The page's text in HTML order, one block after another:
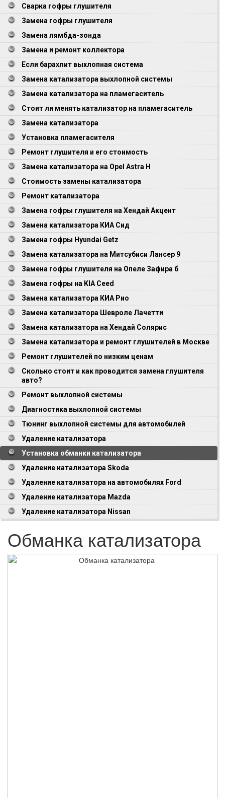
Сварка гофры глушителя
Замена гофры глушителя
Замена лямбда-зонда
Замена и ремонт коллектора
Если барахлит выхлопная система
Замена катализатора выхлопной системы
Замена катализатора на пламегаситель
Стоит ли менять катализатор на пламегаситель
Замена катализатора
Установка пламегасителя
Ремонт глушителя и его стоимость
Замена катализатора на Opel Astra Н
Стоимость замены катализатора
Ремонт катализатора
Замена гофры глушителя на Хендай Акцент
Замена катализатора КИА Сид
Замена гофры Hyundai Getz
Замена катализатора на Митсубиси Лансер 9
Замена гофры глушителя на Опеле Зафира б
Замена гофры на KIA Ceed
Замена катализатора КИА Рио
Замена катализатора Шевроле Лачетти
Замена катализатора на Хендай Солярис
Замена катализатора и ремонт глушителей в Москве
Ремонт глушителей по низким ценам
Сколько стоит и как проводится замена глушителя
авто?
Ремонт выхлопной системы
Диагностика выхлопной системы
Тюнинг выхлопной системы для автомобилей
Удаление катализатора
Установка обманки катализатора
Удаление катализатора Skoda
Удаление катализатора на автомобилях Ford
Удаление катализатора Mazda
Удаление катализатора Nissan
Обманка катализатора